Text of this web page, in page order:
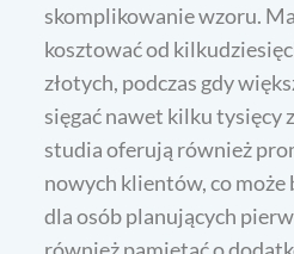
skomplikowanie wzoru.
kosztować od
złotych, podczas gdy
sięgać nawet kilku tysięcy
studia oferują również
nowych klientów, co może
dla osób planujących